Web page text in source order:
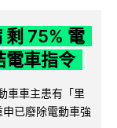
剩 75% 電
電車指令
車車主患有「里
已廢除電動車強